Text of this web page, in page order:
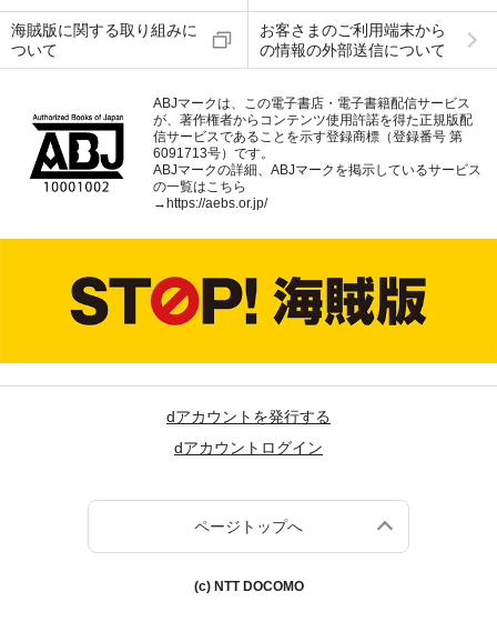
海賊版に関する取り組みに
ついて
お客さまのご利用端末から
の情報の外部送信について
ABJマークは、この電子書店・電子書籍配信サービス
が、著作権者からコンテンツ使用許諾を得た正規版配
信サービスであることを示す登録商標（登録番号 第
6091713号）です。
ABJマークの詳細、ABJマークを掲示しているサービス
の一覧はこちら
→https://aebs.or.jp/
dアカウントを発行する
dアカウントログイン
ページトップへ
(c) NTT DOCOMO